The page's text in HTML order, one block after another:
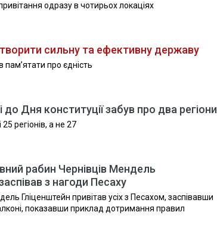
одразу в чотирьох локаціях
сильну та ефективну державу
пам’ятати про єдність
до Дня конституції забув про два регіони
регіонів, а не 27
рабин Чернівців Мендель
з нагоди Песаху
Гліценштейн привітав усіх з Песахом, заспівавши
показавши приклад дотримання правил